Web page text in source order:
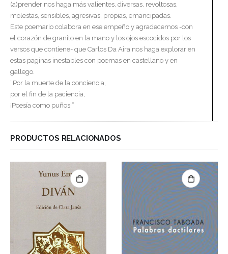
(a)prender nos haga más valientes, diversas, revoltosas,
molestas, sensibles, agresivas, propias, emancipadas.
Este poemario colabora en ese empeño y agradecemos -con
el corazón de granito en la mano y los ojos escocidos por los
versos que contiene- que Carlos Da Aira nos haga explorar en
estas paginas inestables con poemas en castellano y en
gallego.
“Por la muerte de la conciencia,
por el fin de la paciencia,
¡Poesía como puños!”
PRODUCTOS RELACIONADOS